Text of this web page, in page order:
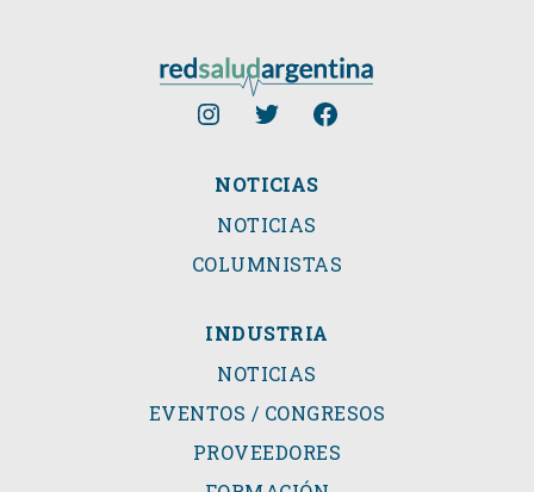
NOTICIAS
NOTICIAS
COLUMNISTAS
INDUSTRIA
NOTICIAS
EVENTOS / CONGRESOS
PROVEEDORES